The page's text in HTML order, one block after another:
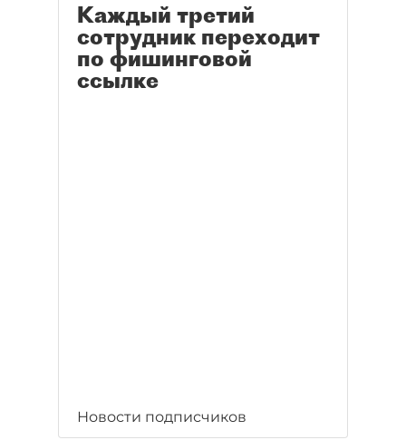
Каждый третий
сотрудник переходит
по фишинговой
ссылке
Новости подписчиков